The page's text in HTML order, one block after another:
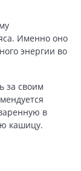
Именно оно
энергии во
за своим
в
кашицу.